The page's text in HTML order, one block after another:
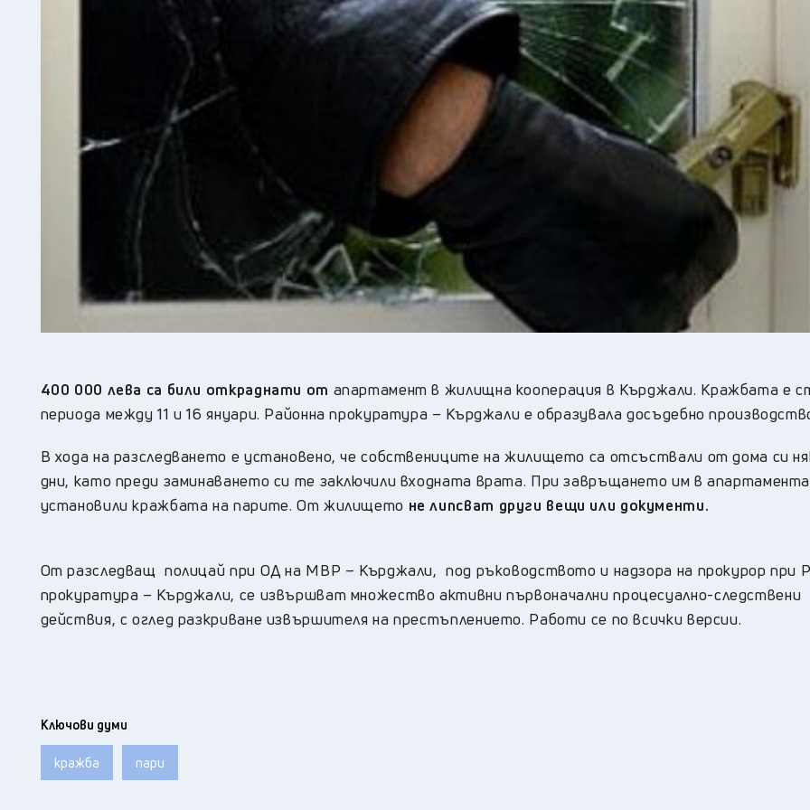
Перник, 27°C
Плевен °C
Пловдив 28°C
Разград, 25°C
29
Силистра °C
Сливен
Смолян
Стара Загора
Търговище
Хасково,
23°C
Ямбол, 25°C
400 000 лева са били откраднати от апартамент в жилищна кооперация в Кърджали. Кражбата е
периода между 11 и 16 януари. Районна прокуратура – Кърджали е образувала досъдебно
В хода на разследването е установено, че собствениците на жилището са отсъствали от дома си
дни, като преди заминаването си те заключили входната врата. При завръщането им в
установили кражбата на парите. От жилището не липсват други вещи или документи.
От разследващ полицай при ОД на МВР – Кърджали, под ръководството и надзора на прокурор при
прокуратура – Кърджали, се извършват множество активни първоначални процесуално-следствени
действия, с оглед разкриване извършителя на престъплението. Работи се по всички версии.
Ключови думи
кражба пари